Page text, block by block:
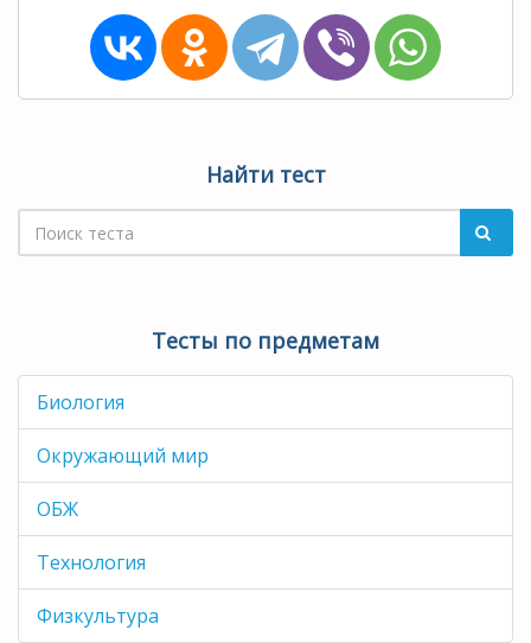
Найти тест
Тесты по предметам
Биология
Окружающий мир
ОБЖ
Технология
Физкультура